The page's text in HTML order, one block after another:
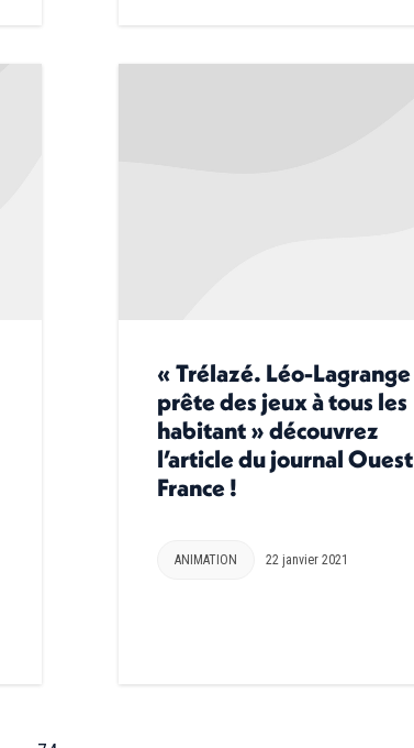
« Trélazé. Léo-Lagrange
prête des jeux à tous les
habitant » découvrez
l’article du journal Ouest
France !
ANIMATION 22 janvier 2021